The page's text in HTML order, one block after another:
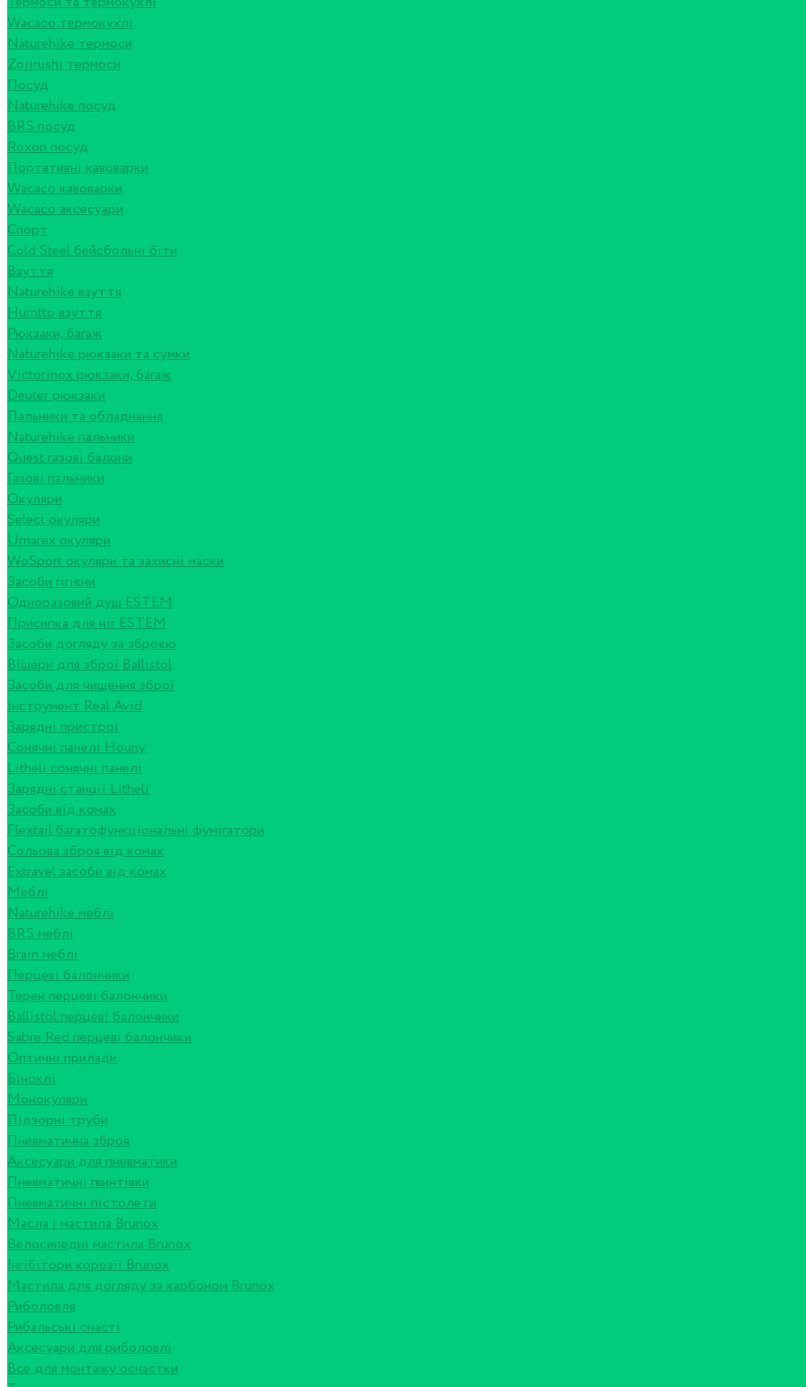
Wacaco термокухлі
Naturehike термоси
Zojirushi термоси
Посуд
Naturehike посуд
BRS посуд
Roxon посуд
Портативні кавоварки
Wacaco кавоварки
Wacaco аксесуари
Спорт
Cold Steel бейсбольні біти
Взуття
Naturehike взуття
Humtto взуття
Рюкзаки, багаж
Naturehike рюкзаки та сумки
Victorinox рюкзаки, багаж
Deuter рюкзаки
Пальники та обладнання
Naturehike пальники
Quest газові балони
Газові пальники
Окуляри
Select окуляри
Umarex окуляри
WoSport окуляри та захисні маски
Засоби гігієни
Одноразовий душ ESTEM
Присипка для ніг ESTEM
Засоби догляду за зброєю
Вішери для зброї Ballistol
Засоби для чищення зброї
Інструмент Real Avid
Зарядні пристрої
Сонячні панелі Houny
Litheli сонячні панелі
Зарядні станції Litheli
Засоби від комах
Flextail багатофункціональні фумігатори
Сольова зброя від комах
Extravel засоби від комах
Меблі
Naturehike меблі
BRS меблі
Brain меблі
Перцеві балончики
Терен перцеві балончики
Ballistol перцеві балончики
Sabre Red перцеві балончики
Оптичні прилади
Біноклі
Монокуляри
Підзорні труби
Пневматична зброя
Аксесуари для пневматики
Пневматичні гвинтівки
Пневматичні пістолети
Масла і мастила Brunox
Велосипедні мастила Brunox
Інгібітори корозії Brunox
Мастила для догляду за карбоном Brunox
Риболовля
Рибальські снасті
Аксесуари для риболовлі
Все для монтажу оснастки